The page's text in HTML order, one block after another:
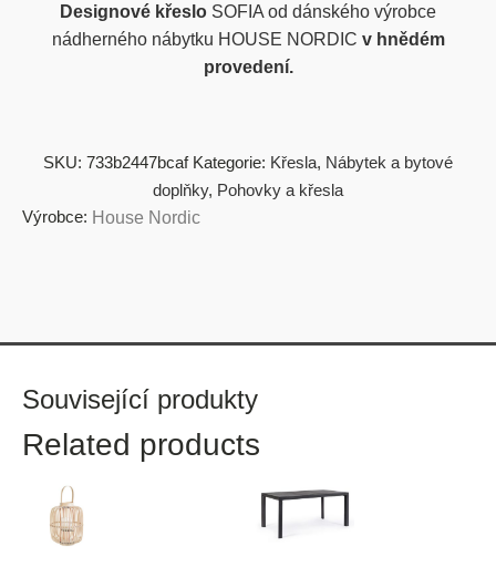
Designové křeslo SOFIA od dánského výrobce
nádherného nábytku HOUSE NORDIC v hnědém
provedení.
SKU: 733b2447bcaf Kategorie: Křesla, Nábytek a bytové
doplňky, Pohovky a křesla
Výrobce: House Nordic
Související produkty
Related products